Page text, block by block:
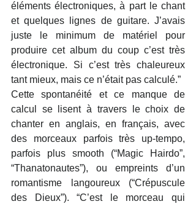
éléments électroniques, à part le chant
et quelques lignes de guitare. J’avais
juste le minimum de matériel pour
produire cet album du coup c’est très
électronique. Si c’est très chaleureux
tant mieux, mais ce n’était pas calculé.”
Cette spontanéité et ce manque de
calcul se lisent à travers le choix de
chanter en anglais, en français, avec
des morceaux parfois très up-tempo,
parfois plus smooth (“Magic Hairdo”,
“Thanatonautes”), ou empreints d’un
romantisme langoureux (“Crépuscule
des Dieux”). “C’est le morceau qui